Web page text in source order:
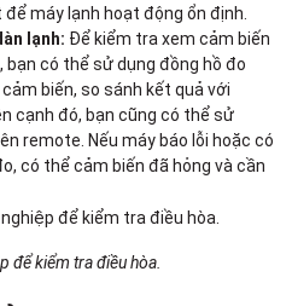
máy lạnh hoạt động ổn định.
lạnh: Để kiểm tra xem cảm biến
bạn có thể sử dụng đồng hồ đo
biến, so sánh kết quả với
cạnh đó, bạn cũng có thể sử
remote. Nếu máy báo lỗi hoặc có
có thể cảm biến đã hỏng và cần
để kiểm tra điều hòa.